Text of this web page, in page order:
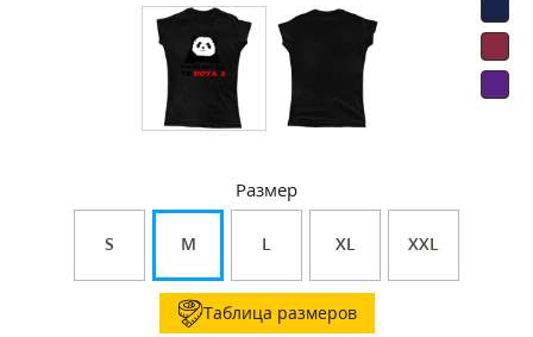
Размер
S M L XL XXL
Таблица размеров